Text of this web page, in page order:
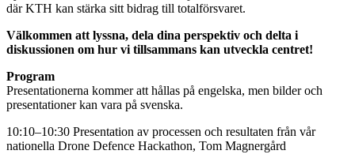
där KTH kan stärka sitt bidrag till totalförsvaret.
Välkommen att lyssna, dela dina perspektiv och delta i
diskussionen om hur vi tillsammans kan utveckla centret!
Program
Presentationerna kommer att hållas på engelska, men bilder och
presentationer kan vara på svenska.
10:10–10:30 Presentation av processen och resultaten från vår
nationella Drone Defence Hackathon, Tom Magnergård